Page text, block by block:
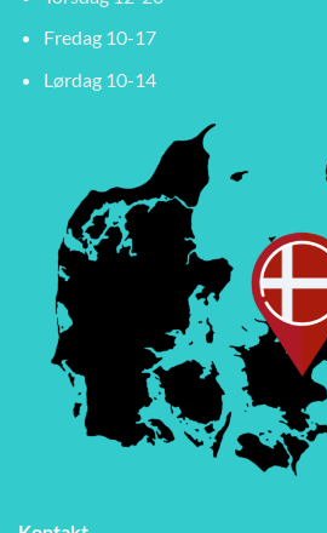
Fredag 10-17
Lørdag 10-14